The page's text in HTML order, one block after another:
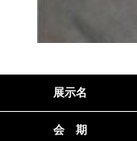
展示名
会 期